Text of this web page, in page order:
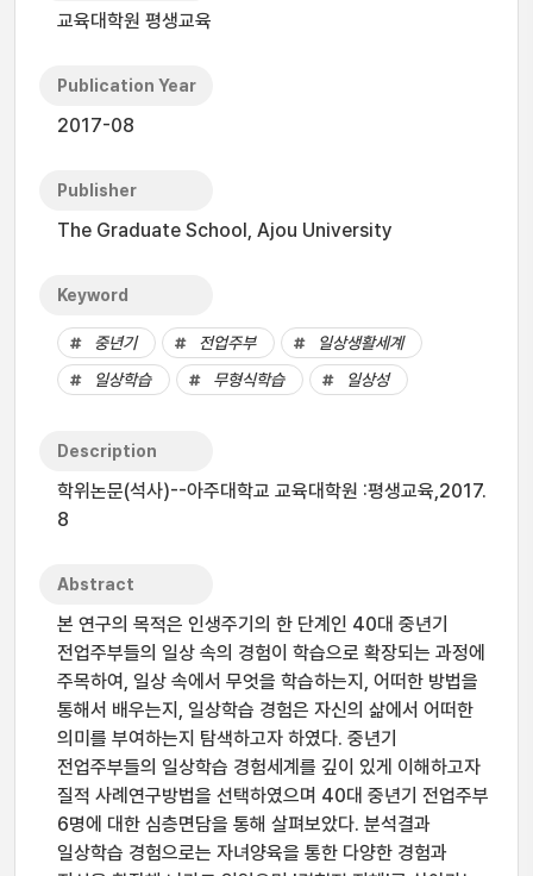
교육대학원 평생교육
Publication Year
2017-08
Publisher
The Graduate School, Ajou University
Keyword
중년기 전업주부
일상생활세계
일상학습
무형식학습 일상성
Description
학위논문(석사)--아주대학교 교육대학원 :평생교육,2017.
8
Abstract
본 연구의 목적은 인생주기의 한 단계인 40대 중년기
전업주부들의 일상 속의 경험이 학습으로 확장되는 과정에
주목하여, 일상 속에서 무엇을 학습하는지, 어떠한 방법을
통해서 배우는지, 일상학습 경험은 자신의 삶에서 어떠한
의미를 부여하는지 탐색하고자 하였다. 중년기
전업주부들의 일상학습 경험세계를 깊이 있게 이해하고자
질적 사례연구방법을 선택하였으며 40대 중년기 전업주부
6명에 대한 심층면담을 통해 살펴보았다. 분석결과
일상학습 경험으로는 자녀양육을 통한 다양한 경험과